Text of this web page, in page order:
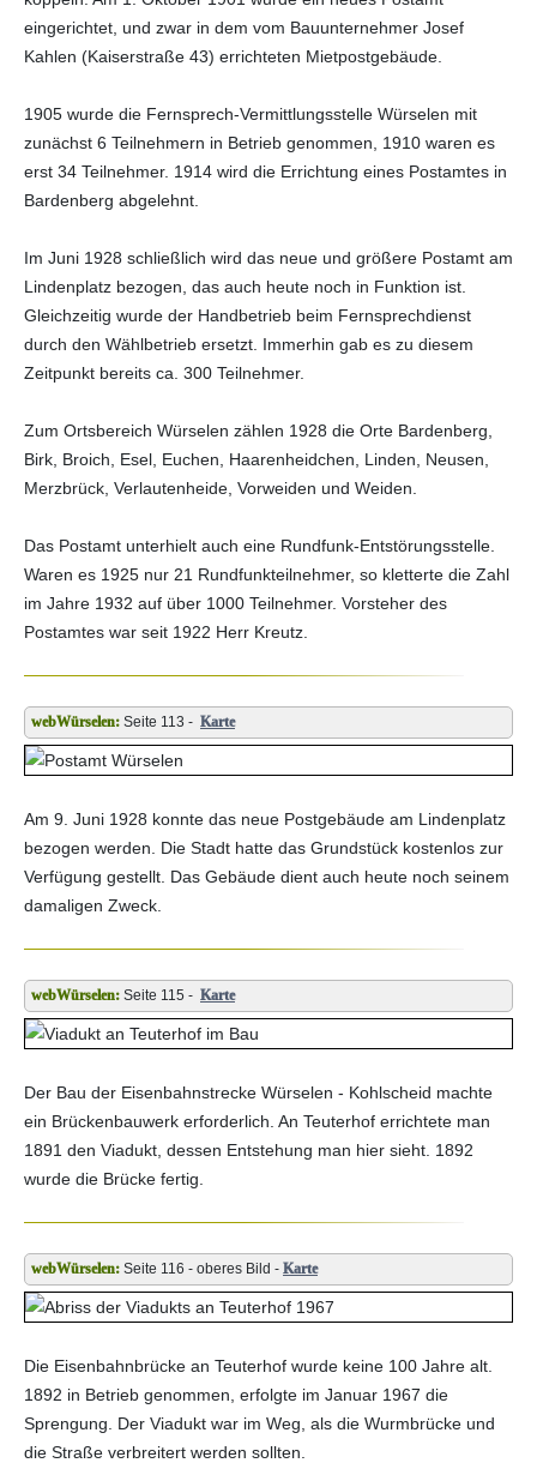
eingerichtet, und zwar in dem vom Bauunternehmer Josef
Kahlen (Kaiserstraße 43) errichteten Mietpostgebäude.
1905 wurde die Fernsprech-Vermittlungsstelle Würselen mit
zunächst 6 Teilnehmern in Betrieb genommen, 1910 waren es
erst 34 Teilnehmer. 1914 wird die Errichtung eines Postamtes in
Bardenberg abgelehnt.
Im Juni 1928 schließlich wird das neue und größere Postamt am
Lindenplatz bezogen, das auch heute noch in Funktion ist.
Gleichzeitig wurde der Handbetrieb beim Fernsprechdienst
durch den Wählbetrieb ersetzt. Immerhin gab es zu diesem
Zeitpunkt bereits ca. 300 Teilnehmer.
Zum Ortsbereich Würselen zählen 1928 die Orte Bardenberg,
Birk, Broich, Esel, Euchen, Haarenheidchen, Linden, Neusen,
Merzbrück, Verlautenheide, Vorweiden und Weiden.
Das Postamt unterhielt auch eine Rundfunk-Entstörungsstelle.
Waren es 1925 nur 21 Rundfunkteilnehmer, so kletterte die Zahl
im Jahre 1932 auf über 1000 Teilnehmer. Vorsteher des
Postamtes war seit 1922 Herr Kreutz.
Seite 113 - Karte
Am 9. Juni 1928 konnte das neue Postgebäude am Lindenplatz
bezogen werden. Die Stadt hatte das Grundstück kostenlos zur
Verfügung gestellt. Das Gebäude dient auch heute noch seinem
damaligen Zweck.
Seite 115 - Karte
Der Bau der Eisenbahnstrecke Würselen - Kohlscheid machte
ein Brückenbauwerk erforderlich. An Teuterhof errichtete man
1891 den Viadukt, dessen Entstehung man hier sieht. 1892
wurde die Brücke fertig.
Seite 116 - oberes Bild - Karte
Die Eisenbahnbrücke an Teuterhof wurde keine 100 Jahre alt.
1892 in Betrieb genommen, erfolgte im Januar 1967 die
Sprengung. Der Viadukt war im Weg, als die Wurmbrücke und
die Straße verbreitert werden sollten.